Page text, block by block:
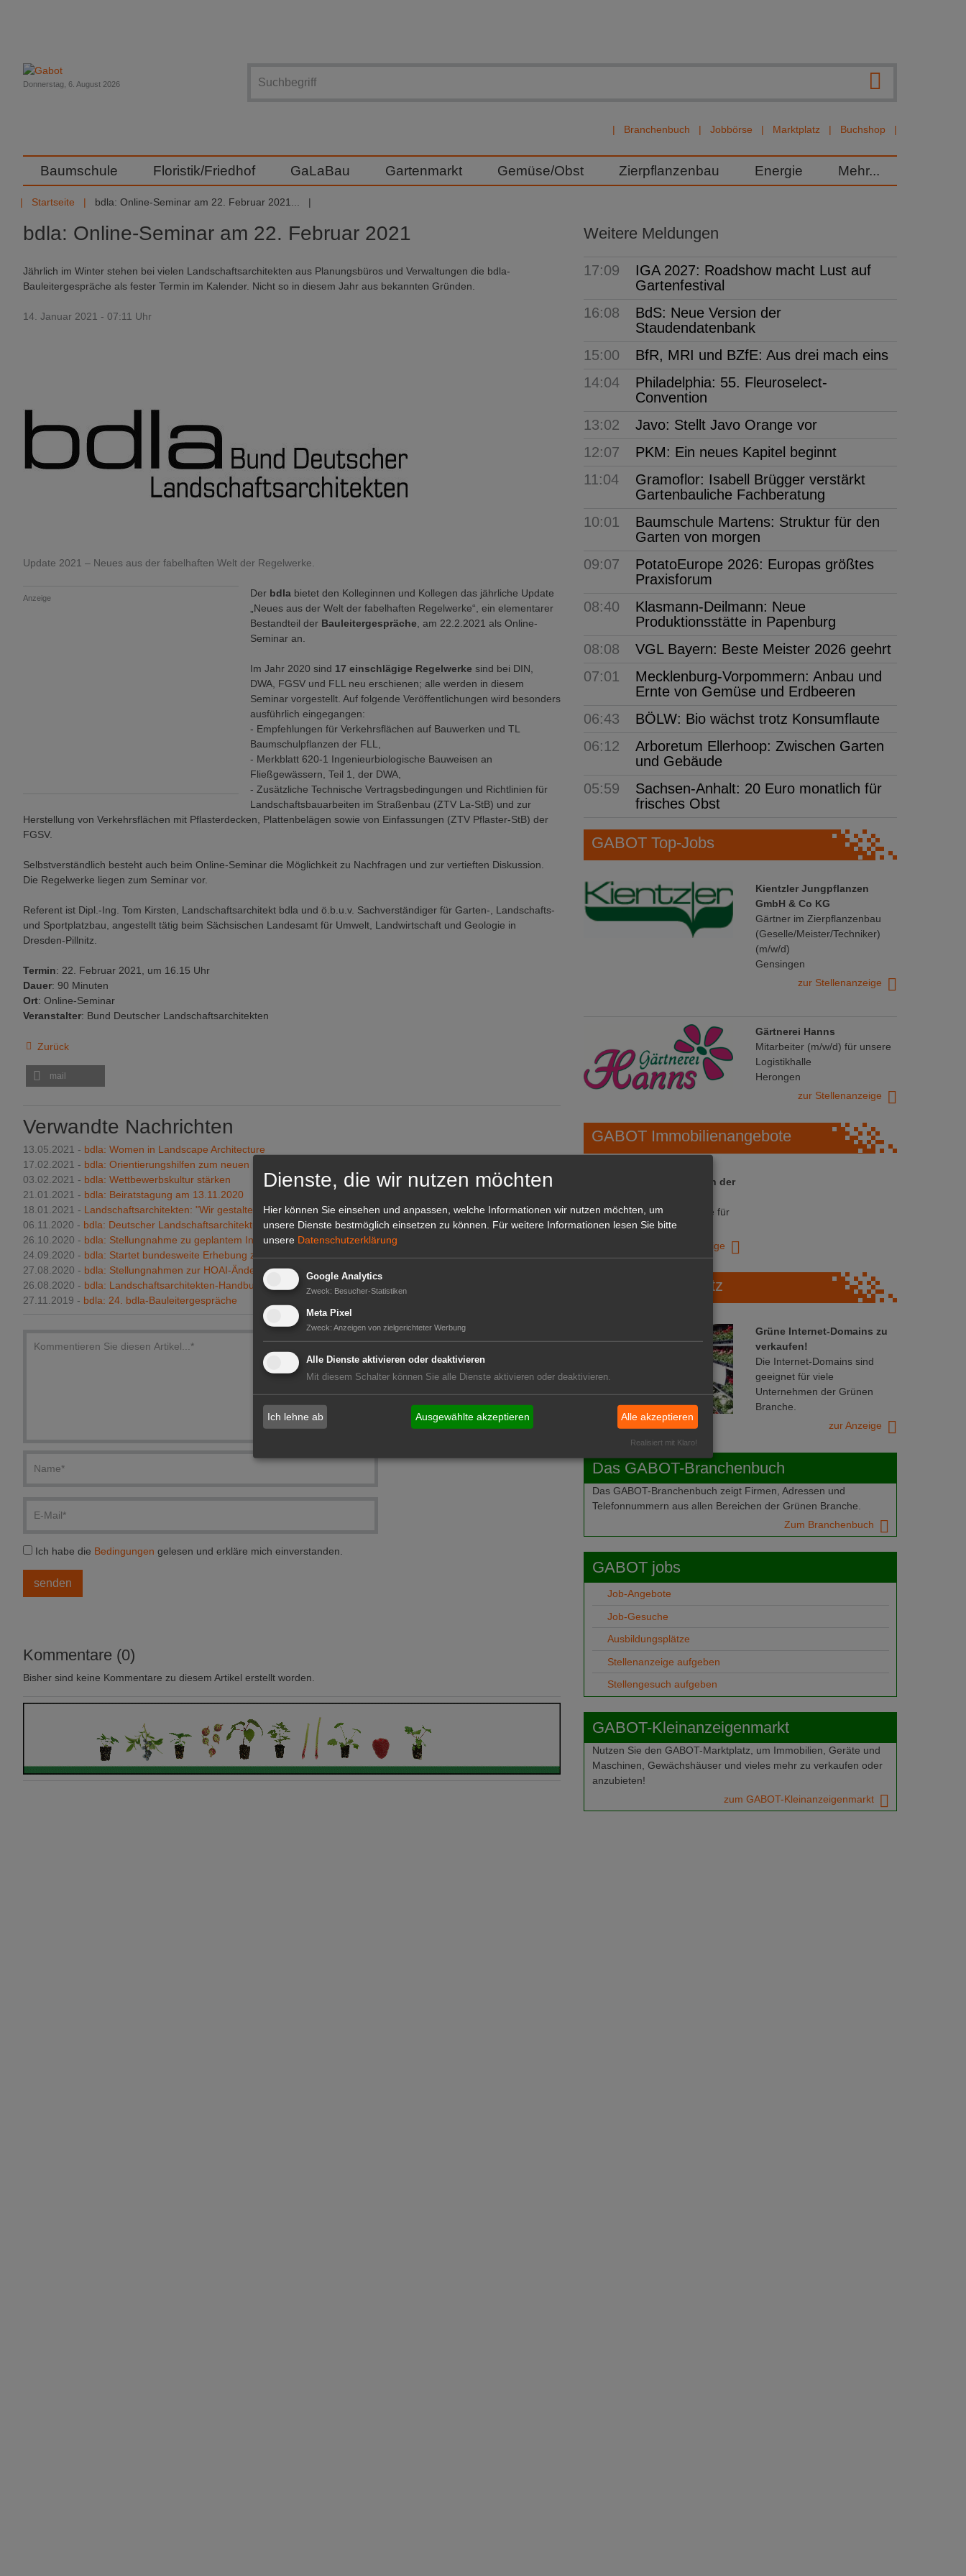
Branchenbuch Jobbörse Marktplatz Buchshop
Donnerstag, 6. August 2026
Baumschule Floristik/Friedhof GaLaBau Gartenmarkt Gemüse/Obst Zierpflanzenbau Energie Mehr...
Startseite bdla: Online-Seminar am 22. Februar 2021...
bdla: Online-Seminar am 22. Februar 2021
Jährlich im Winter stehen bei vielen Landschaftsarchitekten aus Planungsbüros und Verwaltungen die bdla-
Bauleitergespräche als fester Termin im Kalender. Nicht so in diesem Jahr aus bekannten Gründen.
14. Januar 2021 - 07:11 Uhr
Update 2021 – Neues aus der fabelhaften Welt der Regelwerke.
Anzeige Der bdla bietet den Kolleginnen und Kollegen das jährliche Update
„Neues aus der Welt der fabelhaften Regelwerke“, ein elementarer
Bestandteil der Bauleitergespräche , am 22.2.2021 als Online-
Seminar an.
Im Jahr 2020 sind 17 einschlägige Regelwerke sind bei DIN,
DWA, FGSV und FLL neu erschienen; alle werden in diesem
Seminar vorgestellt. Auf folgende Veröffentlichungen wird besonders
ausführlich eingegangen:
- Empfehlungen für Verkehrsflächen auf Bauwerken und TL
Baumschulpflanzen der FLL,
- Merkblatt 620-1 Ingenieurbiologische Bauweisen an
Fließgewässern, Teil 1, der DWA,
- Zusätzliche Technische Vertragsbedingungen und Richtlinien für
Landschaftsbauarbeiten im Straßenbau (ZTV La-StB) und zur
Herstellung von Verkehrsflächen mit Pflasterdecken, Plattenbelägen sowie von Einfassungen (ZTV Pflaster-StB) der
FGSV.
Selbstverständlich besteht auch beim Online-Seminar die Möglichkeit zu Nachfragen und zur vertieften Diskussion.
Die Regelwerke liegen zum Seminar vor.
Referent ist Dipl.-Ing. Tom Kirsten, Landschaftsarchitekt bdla und ö.b.u.v. Sachverständiger für Garten-, Landschafts-
und Sportplatzbau, angestellt tätig beim Sächsischen Landesamt für Umwelt, Landwirtschaft und Geologie in
Dresden-Pillnitz.
Termin: 22. Februar 2021, um 16.15 Uhr
Dauer: 90 Minuten
Ort: Online-Seminar
Veranstalter: Bund Deutscher Landschaftsarchitekten
Zurück
mail
Verwandte Nachrichten
13.05.2021 - bdla: Women in Landscape Architecture
17.02.2021 - bdla: Orientierungshilfen zum neuen Preisrecht
03.02.2021 - bdla: Wettbewerbskultur stärken
21.01.2021 - bdla: Beiratstagung am 13.11.2020
18.01.2021 - Landschaftsarchitekten: "Wir gestalten Klima"
06.11.2020 - bdla: Deutscher Landschaftsarchitektur-Preis 2021
26.10.2020 - bdla: Stellungnahme zu geplantem Insektenschutzgesetz
24.09.2020 - bdla: Startet bundesweite Erhebung zum Fachkräftebedarf
27.08.2020 - bdla: Stellungnahmen zur HOAI-Änderungsverordnung
26.08.2020 - bdla: Landschaftsarchitekten-Handbuch 2020-2021 erschienen
27.11.2019 - bdla: 24. bdla-Bauleitergespräche
Ich habe die Bedingungen gelesen und erkläre mich einverstanden.
Kommentare (0)
Bisher sind keine Kommentare zu diesem Artikel erstellt worden.
Weitere Meldungen
17:09
IGA 2027: Roadshow macht Lust auf
Gartenfestival
16:08
BdS: Neue Version der
Staudendatenbank
15:00
BfR, MRI und BZfE: Aus drei mach eins
14:04
Philadelphia: 55. Fleuroselect-
Convention
13:02
Javo: Stellt Javo Orange vor
12:07
PKM: Ein neues Kapitel beginnt
11:04
Gramoflor: Isabell Brügger verstärkt
Gartenbauliche Fachberatung
10:01
Baumschule Martens: Struktur für den
Garten von morgen
09:07
PotatoEurope 2026: Europas größtes
Praxisforum
08:40
Klasmann-Deilmann: Neue
Produktionsstätte in Papenburg
08:08
VGL Bayern: Beste Meister 2026 geehrt
07:01
Mecklenburg-Vorpommern: Anbau und
Ernte von Gemüse und Erdbeeren
06:43
BÖLW: Bio wächst trotz Konsumflaute
06:12
Arboretum Ellerhoop: Zwischen Garten
und Gebäude
05:59
Sachsen-Anhalt: 20 Euro monatlich für
frisches Obst
GABOT Top-Jobs
Kientzler Jungpflanzen
GmbH & Co KG
Gärtner im Zierpflanzenbau
(Geselle/Meister/Techniker)
(m/w/d)
Gensingen
zur Stellenanzeige
Gärtnerei Hanns
Mitarbeiter (m/w/d) für unsere
Logistikhalle
Herongen
zur Stellenanzeige
GABOT Immobilienangebote
1A-Lage, ihre Chance in der
Repräsentative Immobilie für
IHREN Betrieb!
zur Anzeige
GABOT Marktplatz
Grüne Internet-Domains zu
verkaufen!
Die Internet-Domains sind
geeignet für viele
Unternehmen der Grünen
Branche.
zur Anzeige
Das GABOT-Branchenbuch
Das GABOT-Branchenbuch zeigt Firmen, Adressen und
Telefonnummern aus allen Bereichen der Grünen Branche.
Zum Branchenbuch
GABOT jobs
Job-Angebote
Job-Gesuche
Ausbildungsplätze
Stellenanzeige aufgeben
Stellengesuch aufgeben
GABOT-Kleinanzeigenmarkt
Nutzen Sie den GABOT-Marktplatz, um Immobilien, Geräte und
Maschinen, Gewächshäuser und vieles mehr zu verkaufen oder
anzubieten!
zum GABOT-Kleinanzeigenmarkt
Dienste, die wir nutzen möchten
Hier können Sie einsehen und anpassen, welche Informationen wir nutzen möchten, um
unsere Dienste bestmöglich einsetzen zu können.
Für weitere Informationen lesen Sie bitte
unsere Datenschutzerklärung
Google Analytics
Zweck: Besucher-Statistiken
Meta Pixel
Zweck: Anzeigen von zielgerichteter Werbung
Alle Dienste aktivieren oder deaktivieren
Mit diesem Schalter können Sie alle Dienste aktivieren oder deaktivieren.
Ich lehne ab Ausgewählte akzeptieren Alle akzeptieren
Realisiert mit Klaro!